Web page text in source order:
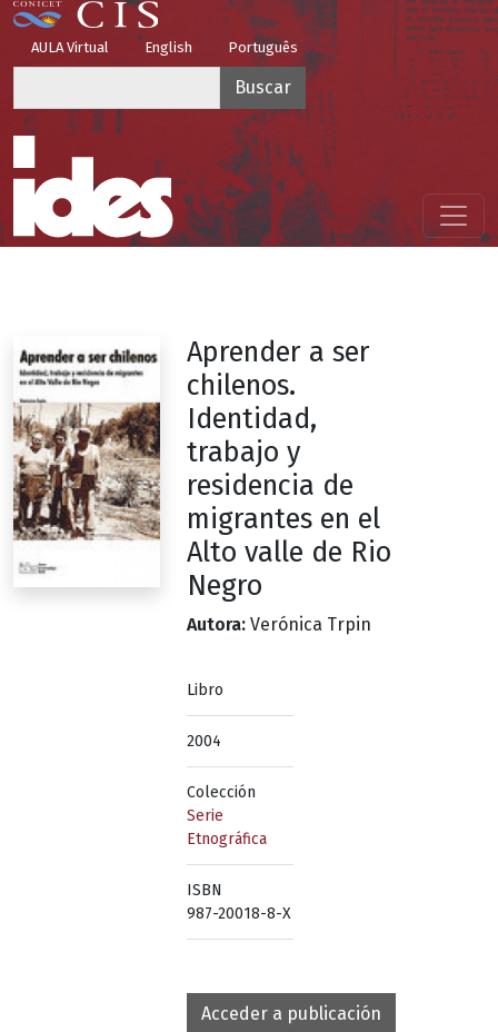
Pasar al contenido principal
Top Menu
AULA Virtual English Português
Menú principal
Aprender a ser
chilenos.
Identidad,
trabajo y
residencia de
migrantes en el
Alto valle de Rio
Negro
Autora: Verónica Trpin
Libro
2004
Colección
Serie
Etnográfica
ISBN
987-20018-8-X
Acceder a publicación